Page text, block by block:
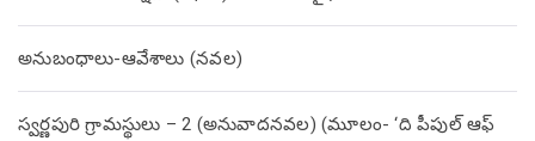
అనుబంధాలు-ఆవేశాలు (నవల)
స్వర్ణపురి గ్రామస్థులు – 2 (అనువాదనవల) (మూలం- ‘ది పీపుల్ ఆఫ్